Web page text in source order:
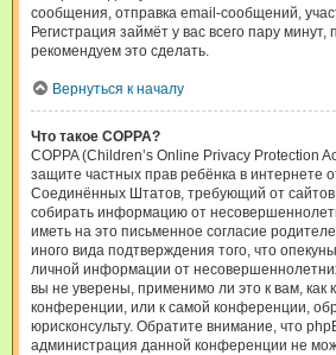
сообщения, отправка email-сообщений,
Регистрация займёт у вас всего пару минут,
рекомендуем это сделать.
Вернуться к началу
Что такое COPPA?
COPPA (Children’s Online Privacy Protection
защите частных прав ребёнка в интернете
Соединённых Штатов, требующий от
собирать информацию от
иметь на это письменное согласие
иного вида подтверждения того, что
личной информации от
вы не уверены, применимо ли это к вам, как
конференции, или к самой конференции,
юрисконсульту. Обратите внимание, что
администрация данной конференции не